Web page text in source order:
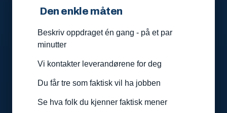
Den enkle måten
Beskriv oppdraget én gang - på et par
minutter
Vi kontakter leverandørene for deg
Du får tre som faktisk vil ha jobben
Se hva folk du kjenner faktisk mener